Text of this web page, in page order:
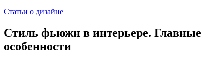
Статьи о дизайне
Стиль фьюжн в интерьере. Главные
особенности